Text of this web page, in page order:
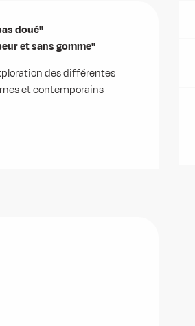
doué"
et sans gomme"
des différentes
et contemporains